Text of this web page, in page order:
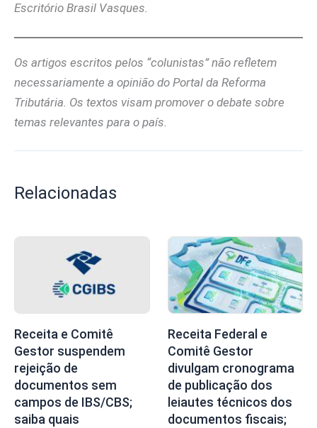
Escritório Brasil Vasques.
Os artigos escritos pelos “colunistas” não refletem
necessariamente a opinião do Portal da Reforma
Tributária. Os textos visam promover o debate sobre
temas relevantes para o país.
Relacionadas
Receita e Comitê
Gestor suspendem
rejeição de
documentos sem
campos de IBS/CBS;
saiba quais
Receita Federal e
Comitê Gestor
divulgam cronograma
de publicação dos
leiautes técnicos dos
documentos fiscais;